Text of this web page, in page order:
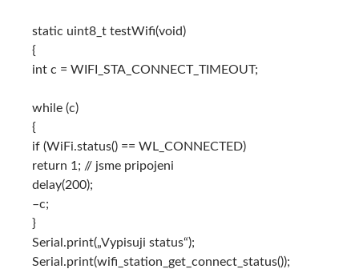
static uint8_t testWifi(void)
{
int c = WIFI_STA_CONNECT_TIMEOUT;
while (c)
{
if (WiFi.status() == WL_CONNECTED)
return 1; // jsme pripojeni
delay(200);
–c;
}
Serial.print(„Vypisuji status“);
Serial.print(wifi_station_get_connect_status());